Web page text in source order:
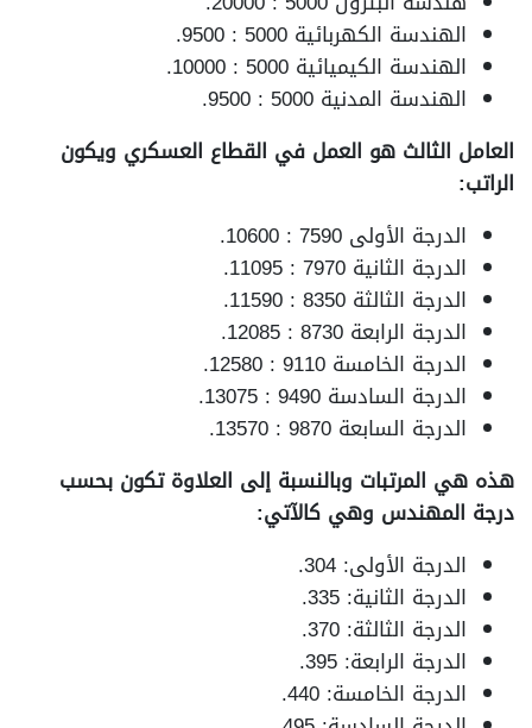
الهندسة الكهربائية 5000 : 9500.
الهندسة الكيميائية 5000 : 10000.
الهندسة المدنية 5000 : 9500.
العامل الثالث هو العمل في القطاع العسكري ويكون
الراتب:
الدرجة الأولى 7590 : 10600.
الدرجة الثانية 7970 : 11095.
الدرجة الثالثة 8350 : 11590.
الدرجة الرابعة 8730 : 12085.
الدرجة الخامسة 9110 : 12580.
الدرجة السادسة 9490 : 13075.
الدرجة السابعة 9870 : 13570.
هذه هي المرتبات وبالنسبة إلى العلاوة تكون بحسب
درجة المهندس وهي كالآتي:
الدرجة الأولى: 304.
الدرجة الثانية: 335.
الدرجة الثالثة: 370.
الدرجة الرابعة: 395.
الدرجة الخامسة: 440.